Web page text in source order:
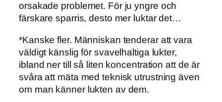
orsakade problemet. För ju yngre och
färskare sparris, desto mer luktar det…
*Kanske fler. Människan tenderar att vara
väldigt känslig för svavelhaltiga lukter,
ibland ner till så liten koncentration att de är
svåra att mäta med teknisk utrustning även
om man känner lukten av dem.